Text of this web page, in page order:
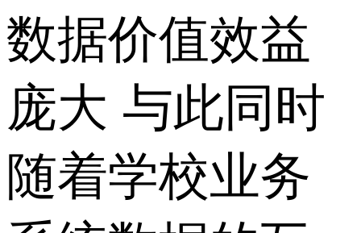
数据价值效益
庞大 与此同时
随着学校业务